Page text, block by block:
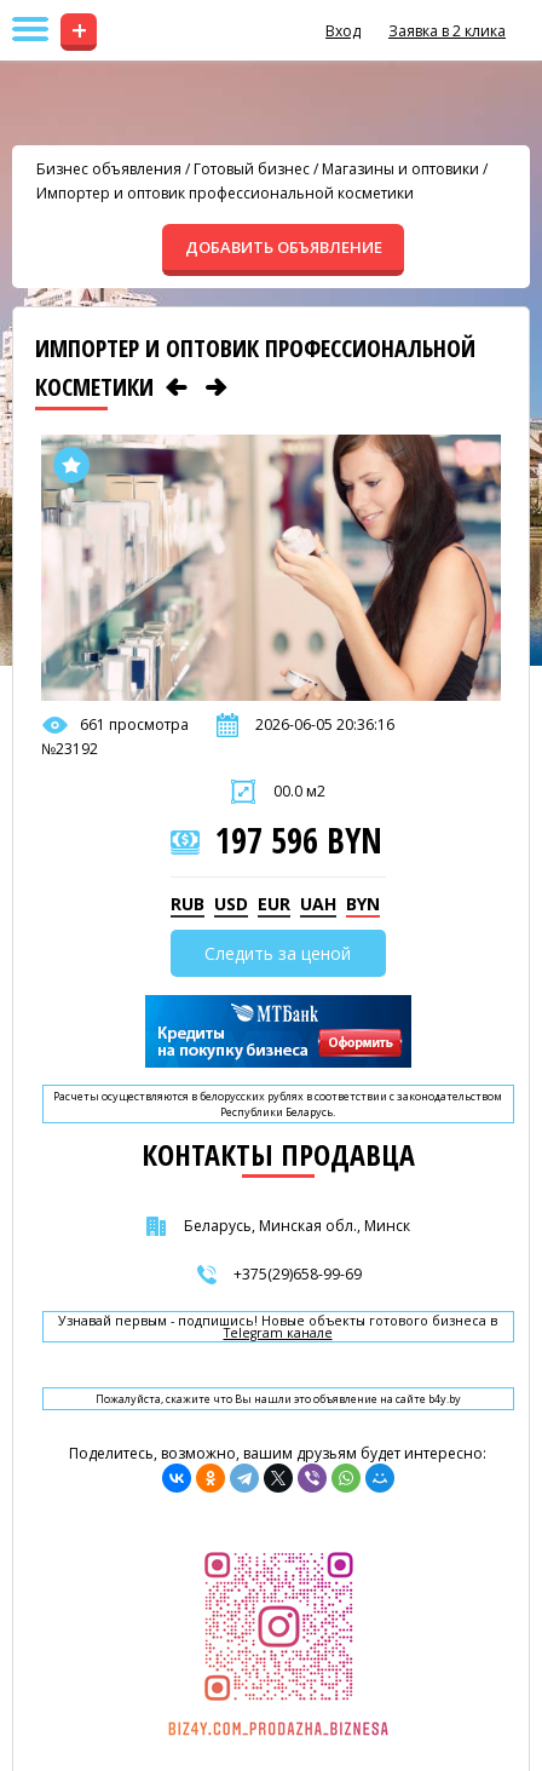
+ Вход Заявка в 2 клика
Бизнес объявления /Готовый бизнес/Магазины и оптовики /
Импортер и оптовик профессиональной косметики
ДОБАВИТЬ ОБЪЯВЛЕНИЕ
ИМПОРТЕР И ОПТОВИК ПРОФЕССИОНАЛЬНОЙ
КОСМЕТИКИ
661 просмотра
2026-06-05 20:36:16
№23192
00.0 м2
197 596 BYN
RUB USD EUR UAH BYN
Следить за ценой
Расчеты осуществляются в белорусских рублях в соответствии с законодательством
Республики Беларусь.
КОНТАКТЫ ПРОДАВЦА
Беларусь, Минская обл., Минск
+375(29)658-99-69
Узнавай первым - подпишись! Новые объекты готового бизнеса в
Telegram канале
Пожалуйста, скажите что Вы нашли это объявление на сайте b4y.by
Поделитесь, возможно, вашим друзьям будет интересно: